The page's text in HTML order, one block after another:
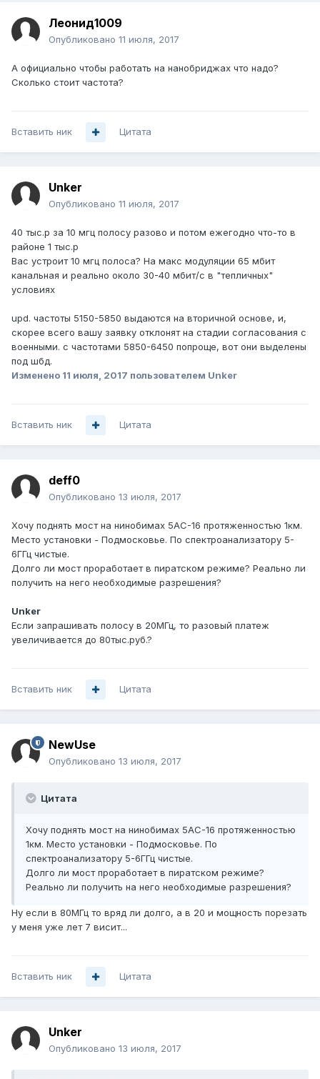
Леонид1009
Опубликовано 11 июля, 2017
А официально чтобы работать на нанобриджах что надо?
Сколько стоит частота?
Вставить ник Цитата
Unker
Опубликовано 11 июля, 2017
40 тыс.р за 10 мгц полосу разово и потом ежегодно что-то в
районе 1 тыс.р
Вас устроит 10 мгц полоса? На макс модуляции 65 мбит
канальная и реально около 30-40 мбит/с в "тепличных"
условиях
upd. частоты 5150-5850 выдаются на вторичной основе, и,
скорее всего вашу заявку отклонят на стадии согласования с
военными. с частотами 5850-6450 попроще, вот они выделены
под шбд.
Изменено 11 июля, 2017 пользователем Unker
Вставить ник Цитата
deff0
Опубликовано 13 июля, 2017
Хочу поднять мост на нинобимах 5АС-16 протяженностью 1км.
Место установки - Подмосковье. По спектроанализатору 5-
6ГГц чистые.
Долго ли мост проработает в пиратском режиме? Реально ли
получить на него необходимые разрешения?
Unker
Если запрашивать полосу в 20МГц, то разовый платеж
увеличивается до 80тыс.руб.?
Вставить ник Цитата
NewUse
Опубликовано 13 июля, 2017
Цитата
Хочу поднять мост на нинобимах 5АС-16 протяженностью
1км. Место установки - Подмосковье. По
спектроанализатору 5-6ГГц чистые.
Долго ли мост проработает в пиратском режиме?
Реально ли получить на него необходимые разрешения?
Ну если в 80МГц то вряд ли долго, а в 20 и мощность порезать
у меня уже лет 7 висит...
Вставить ник Цитата
Unker
Опубликовано 13 июля, 2017